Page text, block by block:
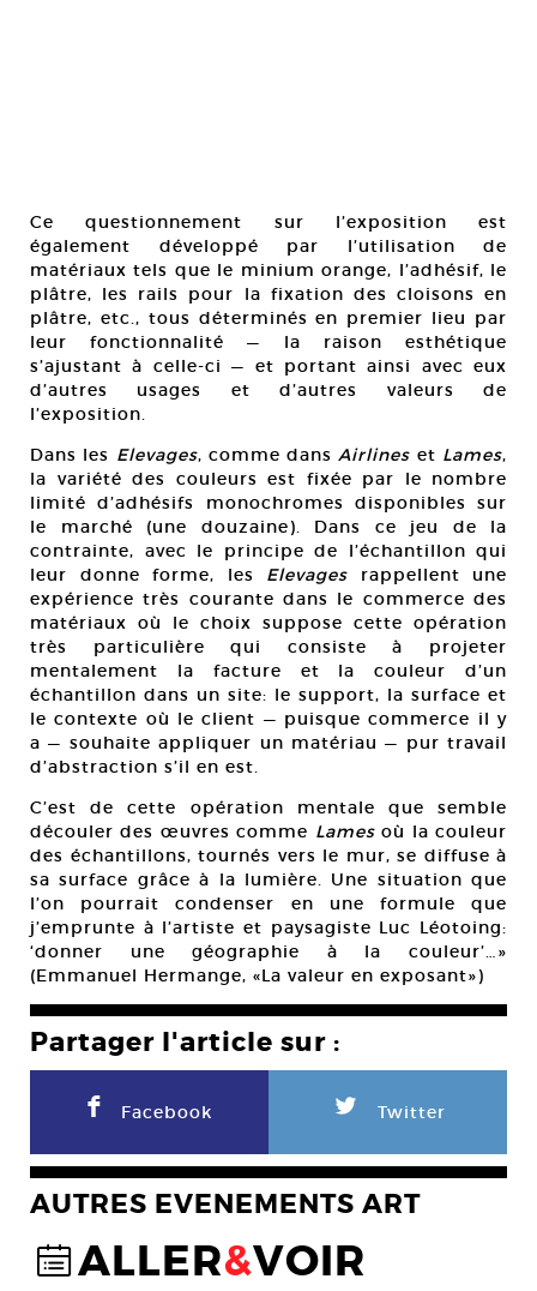
Ce questionnement sur l’exposition est
également développé par l’utilisation de
matériaux tels que le minium orange, l’adhésif, le
plâtre, les rails pour la fixation des cloisons en
plâtre, etc., tous déterminés en premier lieu par
leur fonctionnalité — la raison esthétique
s’ajustant à celle-ci — et portant ainsi avec eux
d’autres usages et d’autres valeurs de
l’exposition.
Dans les Elevages, comme dansAirlines et Lames,
la variété des couleurs est fixée par le nombre
limité d’adhésifs monochromes disponibles sur
le marché (une douzaine). Dans ce jeu de la
contrainte, avec le principe de l’échantillon qui
leur donne forme, les Elevages rappellent une
expérience très courante dans le commerce des
matériaux où le choix suppose cette opération
très particulière qui consiste à projeter
mentalement la facture et la couleur d’un
échantillon dans un site: le support, la surface et
le contexte où le client — puisque commerce il y
a — souhaite appliquer un matériau — pur travail
d’abstraction s’il en est.
C’est de cette opération mentale que semble
découler des œuvres comme Lamesoù la couleur
des échantillons, tournés vers le mur, se diffuse à
sa surface grâce à la lumière. Une situation que
l’on pourrait condenser en une formule que
j’emprunte à l’artiste et paysagiste Luc Léotoing:
‘donner une géographie à la couleur’…»
(Emmanuel Hermange, «La valeur en exposant»)
Partager l'article sur :
F Facebook L Twitter
AUTRES EVENEMENTS ART
@ALLER&VOIR